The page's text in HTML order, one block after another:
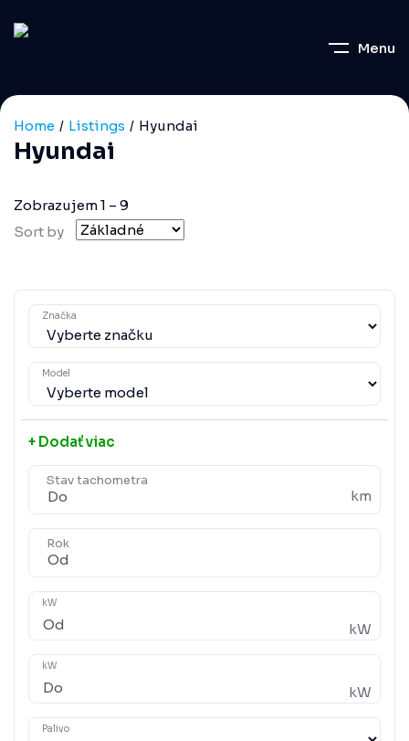
Menu
Home Listings Hyundai
Hyundai
Zobrazujem1 – 9
Sort by
Značka
Model
+ Dodať viac
Stav tachometra
km
Rok
kW
kW
kW
kW
Palivo